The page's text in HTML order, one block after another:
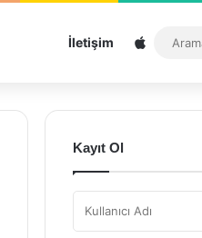
İletişim Sitemap
Kayıt Ol